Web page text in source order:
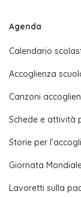
Agenda
Calendario
Accoglienza
Canzoni
Schede e attività
Storie per
Giornata
Lavoretti sulla